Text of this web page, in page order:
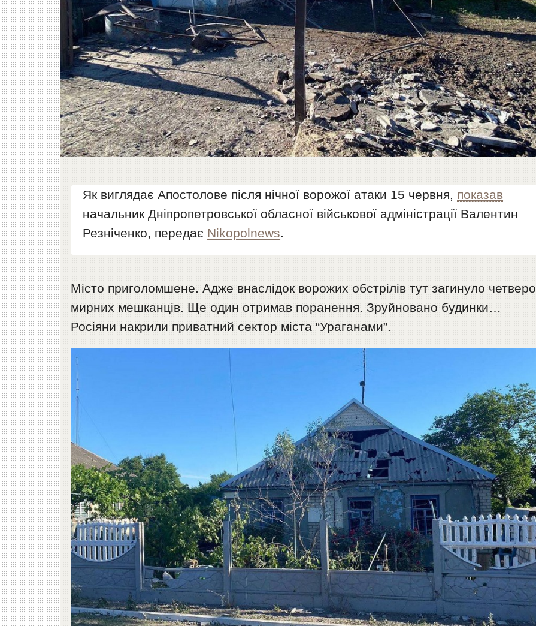
Як виглядає Апостолове після нічної ворожої атаки 15 червня, показав
начальник Дніпропетровської обласної військової адміністрації Валентин
Резніченко, передає Nikopolnews.
Місто приголомшене. Адже внаслідок ворожих обстрілів тут загинуло четверо
мирних мешканців. Ще один отримав поранення. Зруйновано будинки…
Росіяни накрили приватний сектор міста “Ураганами”.